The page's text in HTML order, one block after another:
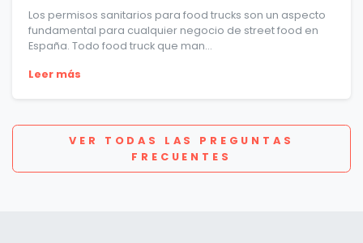
Los permisos sanitarios para food trucks son un aspecto
fundamental para cualquier negocio de street food en
España. Todo food truck que man...
Leer más
VER TODAS LAS PREGUNTAS
FRECUENTES